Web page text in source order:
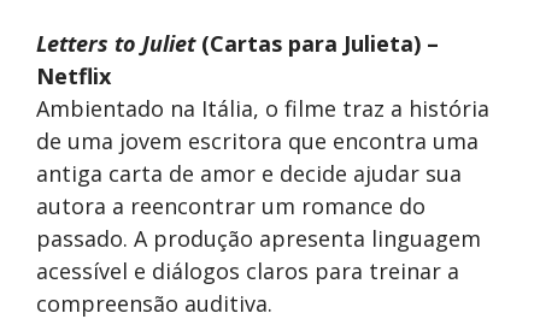
Letters to Juliet(Cartas para Julieta) –
Netflix
Ambientado na Itália, o filme traz a história
de uma jovem escritora que encontra uma
antiga carta de amor e decide ajudar sua
autora a reencontrar um romance do
passado. A produção apresenta linguagem
acessível e diálogos claros para treinar a
compreensão auditiva.